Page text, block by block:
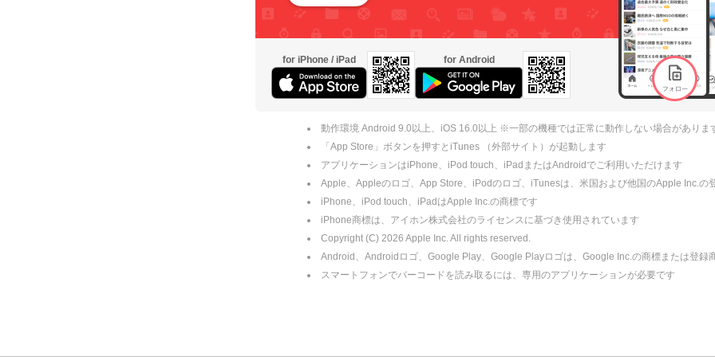
for iPhone / iPad for Android
動作環境 Android 9.0以上、iOS 16.0以上 ※一部の機種では正常に動作しない場合がありま
「App Store」ボタンを押すとiTunes （外部サイト）が起動します
アプリケーションはiPhone、iPod touch、iPadまたはAndroidでご利用いただけます
Apple、Appleのロゴ、App Store、iPodのロゴ、iTunesは、米国および他国のApple Inc.の
iPhone、iPod touch、iPadはApple Inc.の商標です
iPhone商標は、アイホン株式会社のライセンスに基づき使用されています
Copyright (C) 2026 Apple Inc. All rights reserved.
Android、Androidロゴ、Google Play、Google Playロゴは、Google Inc.の商標または登録
スマートフォンでバーコードを読み取るには、専用のアプリケーションが必要です